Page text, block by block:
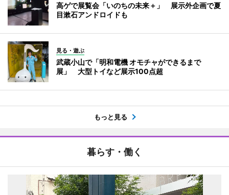
高ゲで展覧会「いのちの未来＋」 展示外企画で夏
目漱石アンドロイドも
見る・遊ぶ
武蔵小山で「明和電機 オモチャができるまで
展」 大型トイなど展示100点超
もっと見る
暮らす・働く